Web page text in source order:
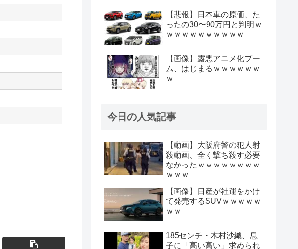
【悲報】日本車の原価、た
ったの30〜90万円と判明ｗ
ｗｗｗｗｗｗｗｗｗｗ
【画像】露悪アニメ化ブー
ム、はじまるｗｗｗｗｗｗ
ｗ
今日の人気記事
【動画】大阪府警の犯人射
殺動画、全く撃ち殺す必要
なかったｗｗｗｗｗｗｗｗ
ｗｗｗ
【画像】日産が社運をかけ
て発売するSUVｗｗｗｗｗ
ｗｗ
185センチ・木村沙織、息
子に「高い高い」求められ